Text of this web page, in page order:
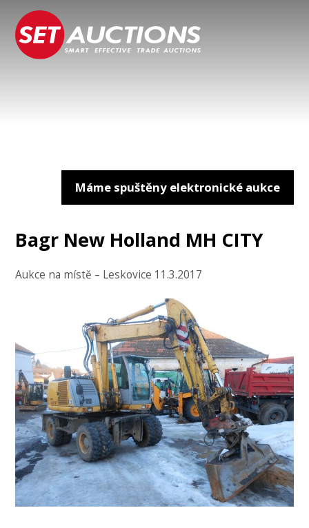
Máme spuštěny elektronické aukce
Bagr New Holland MH CITY
Aukce na místě – Leskovice 11.3.2017